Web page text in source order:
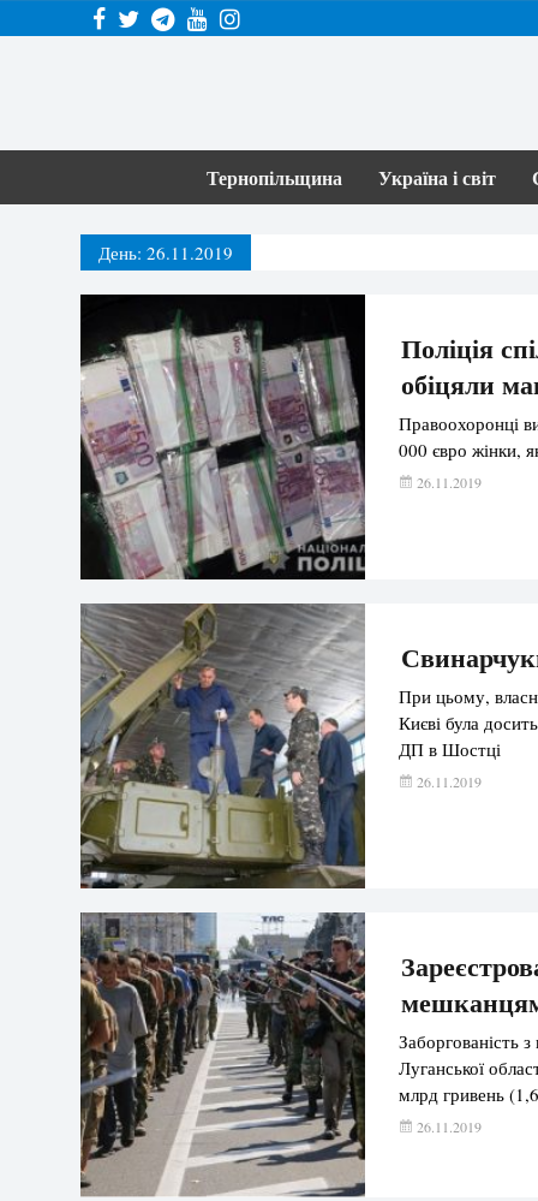
Тернопільщина Україна і світ
День: 26.11.2019
Поліція
обіцяли
Правоохоронці
000 євро жінки,
26.11.2019
При цьому,
Києві була
ДП в Шостці
26.11.2019
Заборгованість
Луганської
млрд гривень
26.11.2019